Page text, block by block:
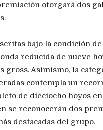
otorgará dos
bajo la condición de
reducida de nueve
gross. Asimismo, la
contempla un
de dieciocho hoyos en
se reconocerán dos
destacadas del grupo.